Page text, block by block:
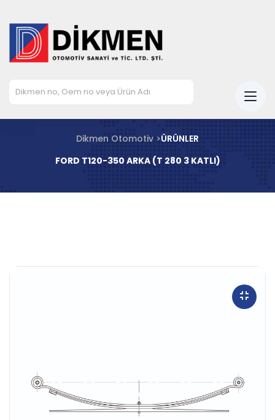
Dikmen Otomotiv >ÜRÜNLER
FORD T120-350 ARKA (T 280 3 KATLI)